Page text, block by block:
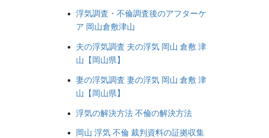
浮気調査・不倫調査後のアフターケ
ア 岡山倉敷津山
夫の浮気調査 夫の浮気 岡山 倉敷 津
山【岡山県】
妻の浮気調査 妻の浮気 岡山 倉敷 津
山【岡山県】
浮気の解決方法 不倫の解決方法
岡山 浮気 不倫 裁判資料の証拠収集